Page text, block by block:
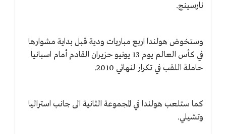
نارسينج.
وستخوض هولندا اربع مباريات ودية قبل بداية مشوارها
في كأس العالم يوم 13 يونيو حزيران القادم أمام اسبانيا
حاملة اللقب في تكرار لنهائي 2010.
كما ستلعب هولندا في المجموعة الثانية الى جانب استراليا
وتشيلي.